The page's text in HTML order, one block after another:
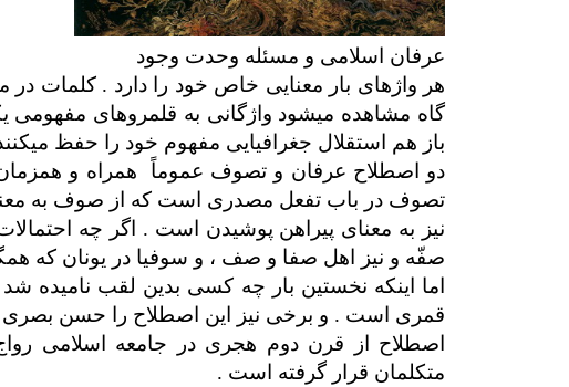
عرفان اسلامی و مسئله وحدت وجود
هر واژه­ای بار معنایی خاص خود را دارد . کلمات
گاه مشاهده می­شود واژگانی به قلمروهای مفهومی
باز هم استقلال جغرافیایی مفهوم خود را حفظ
دو اصطلاح عرفان و تصوف عموماً همراه و
تصوف در باب تفعل مصدری است که از صوف به
نیز به معنای پیراهن پوشیدن است . اگر چه
صفّه و نیز اهل صفا و صف ، و سوفیا در یونان که
اصطلاح از قرن دوم هجری در جامعه اسلامی رواج
متکلمان قرار گرفته است .